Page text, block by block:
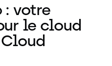
: votre
le cloud